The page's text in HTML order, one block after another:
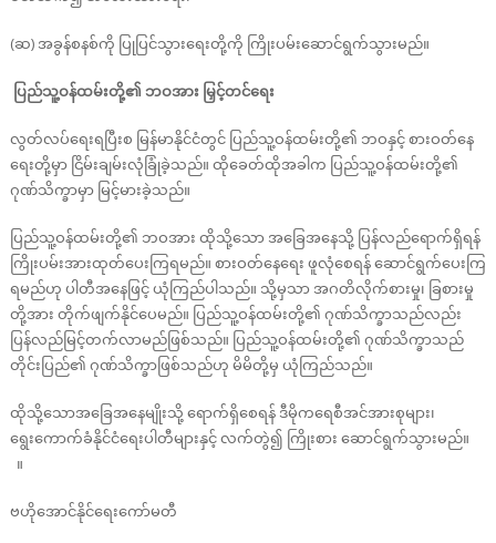
(ဆ) အခွန်စနစ်ကို ပြုပြင်သွားရေးတို့ကို ကြိုးပမ်းဆောင်ရွက်သွားမည်။
ပြည်သူ့ဝန်ထမ်းတို့၏ ဘဝအား မြှင့်တင်ရေး
လွတ်လပ်ရေးရပြီးစ မြန်မာနိုင်ငံတွင် ပြည်သူ့ဝန်ထမ်းတို့၏ ဘဝနှင့် စားဝတ်နေ
ရေးတို့မှာ ငြိမ်းချမ်းလုံခြုံခဲ့သည်။ ထိုခေတ်ထိုအခါက ပြည်သူ့ဝန်ထမ်းတို့၏
ဂုဏ်သိက္ခာမှာ မြင့်မားခဲ့သည်။
ပြည်သူ့ဝန်ထမ်းတို့၏ ဘဝအား ထိုသို့သော အခြေအနေသို့ ပြန်လည်ရောက်ရှိရန်
ကြိုးပမ်းအားထုတ်ပေးကြရမည်။ စားဝတ်နေရေး ဖူလုံစေရန် ဆောင်ရွက်ပေးကြ
ရမည်ဟု ပါတီအနေဖြင့် ယုံကြည်ပါသည်။ သို့မှသာ အဂတိလိုက်စားမှု၊ ခြစားမှု
တို့အား တိုက်ဖျက်နိုင်ပေမည်။ ပြည်သူ့ဝန်ထမ်းတို့၏ ဂုဏ်သိက္ခာသည်လည်း
ပြန်လည်မြင့်တက်လာမည်ဖြစ်သည်။ ပြည်သူ့ဝန်ထမ်းတို့၏ ဂုဏ်သိက္ခာသည်
တိုင်းပြည်၏ ဂုဏ်သိက္ခာဖြစ်သည်ဟု မိမိတို့မှ ယုံကြည်သည်။
ထိုသို့သောအခြေအနေမျိုးသို့ ရောက်ရှိစေရန် ဒီမိုကရေစီအင်အားစုများ၊
ရွေးကောက်ခံနိုင်ငံရေးပါတီများနှင့် လက်တွဲ၍ ကြိုးစား ဆောင်ရွက်သွားမည်။
။
ဗဟိုအောင်နိုင်ရေးကော်မတီ